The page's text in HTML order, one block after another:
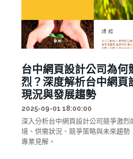
台中網頁設計公司為何
烈？深度解析台中網頁
現況與發展趨勢
2025-09-01 18:00:00
深入分析台中網頁設計公司競爭激烈
境、供需狀況、競爭策略與未來趨勢
專業見解。